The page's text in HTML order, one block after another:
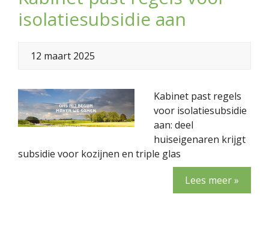
isolatiesubsidie aan
12 maart 2025
Kabinet past regels
voor isolatiesubsidie
aan: deel
huiseigenaren krijgt
subsidie voor kozijnen en triple glas
Lees meer »